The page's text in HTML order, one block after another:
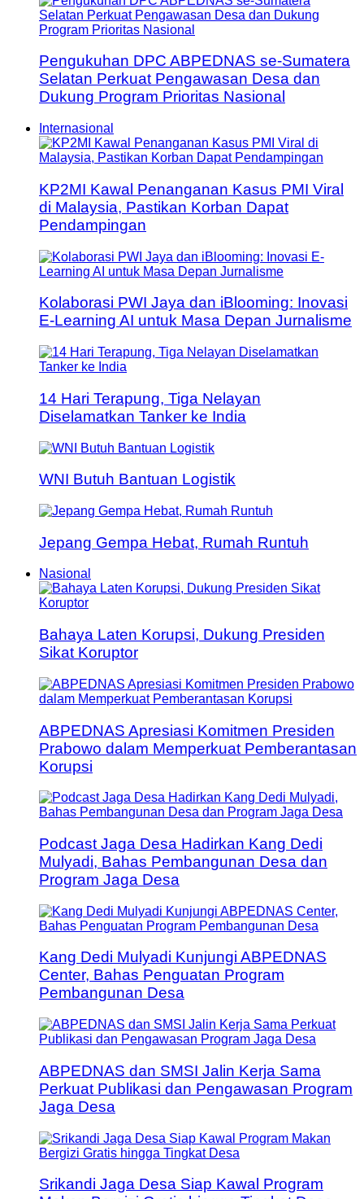
Pengukuhan DPC ABPEDNAS se-Sumatera
Selatan Perkuat Pengawasan Desa dan
Dukung Program Prioritas Nasional
Internasional
KP2MI Kawal Penanganan Kasus PMI Viral
di Malaysia, Pastikan Korban Dapat
Pendampingan
Kolaborasi PWI Jaya dan iBlooming: Inovasi
E-Learning AI untuk Masa Depan Jurnalisme
14 Hari Terapung, Tiga Nelayan
Diselamatkan Tanker ke India
WNI Butuh Bantuan Logistik
Jepang Gempa Hebat, Rumah Runtuh
Nasional
Bahaya Laten Korupsi, Dukung Presiden
Sikat Koruptor
ABPEDNAS Apresiasi Komitmen Presiden
Prabowo dalam Memperkuat Pemberantasan
Korupsi
Podcast Jaga Desa Hadirkan Kang Dedi
Mulyadi, Bahas Pembangunan Desa dan
Program Jaga Desa
Kang Dedi Mulyadi Kunjungi ABPEDNAS
Center, Bahas Penguatan Program
Pembangunan Desa
ABPEDNAS dan SMSI Jalin Kerja Sama
Perkuat Publikasi dan Pengawasan Program
Jaga Desa
Srikandi Jaga Desa Siap Kawal Program